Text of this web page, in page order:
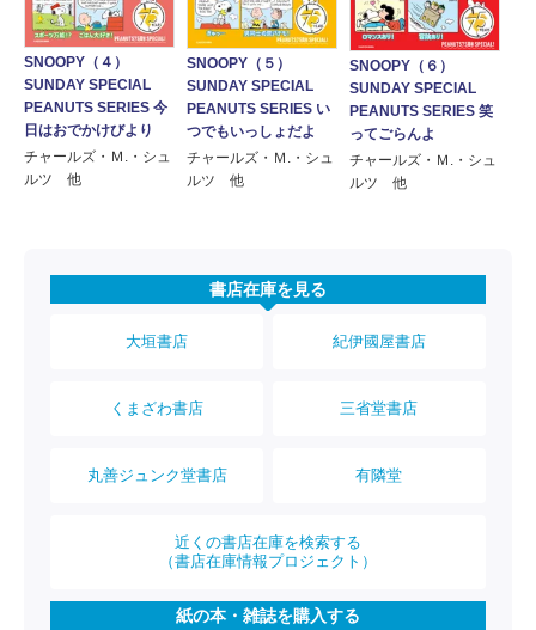
SNOOPY（４）
SUNDAY SPECIAL
PEANUTS SERIES 今
日はおでかけびより
チャールズ・Ｍ.・シュ
ルツ 他
SNOOPY（５）
SUNDAY SPECIAL
PEANUTS SERIES い
つでもいっしょだよ
チャールズ・Ｍ.・シュ
ルツ 他
SNOOPY（６）
SUNDAY SPECIAL
PEANUTS SERIES 笑
ってごらんよ
チャールズ・Ｍ.・シュ
ルツ 他
書店在庫を見る
大垣書店 紀伊國屋書店
くまざわ書店 三省堂書店
丸善ジュンク堂書店 有隣堂
近くの書店在庫を検索する
（書店在庫情報プロジェクト）
紙の本・雑誌を購入する